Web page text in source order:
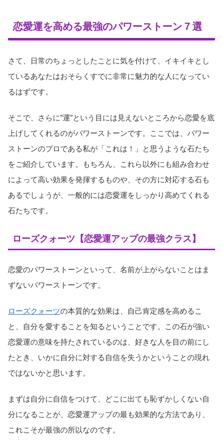
恋愛運を高める最強のパワーストーン７選
さて、日常のちょっとしたことに気を付けて、イキイキとし
ているあなたはおそらくすでに非常に魅力的な人になってい
るはずです。
そこで、さらに”運”という目には見えないところから恋愛を底
上げしてくれるのがパワーストーンです。ここでは、パワー
ストーンのプロである私が「これは！」と思うような石たち
をご紹介しています。もちろん、これら以外にも組み合わせ
によって高い効果を発揮するものや、その方に対応する石も
あるでしょうが、一般的には恋愛運をしっかり高めてくれる
石たちです。
ローズクォーツ【恋愛運アップの最強クラス】
恋愛のパワーストーンといって、名前が上がらないことはま
ずないパワーストーンです。
ローズクォーツの本質的な効果は、自己肯定感を高めるこ
と、自分を愛することを知るということです。この石が強い
恋愛運の意味を持たされているのは、好きな人を目の前にし
たとき、いかに自分に対する自信を失うかということの現れ
ではないかと思います。
まずは自分に自信をつけて、どこに出ても恥ずかしくない自
分になることが、恋愛運アップの最も効果的な方法であり、
これこそが最強の所以なのです。